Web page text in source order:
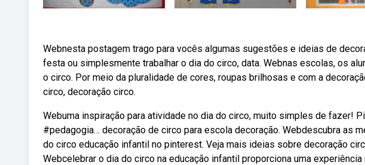
Webnesta postagem trago para vocês algumas sugestões e ideias de
festa ou simplesmente trabalhar o dia do circo, data. Webnas escolas, os
o circo. Por meio da pluralidade de cores, roupas brilhosas e com a
circo, decoração circo.
Webuma inspiração para atividade no dia do circo, muito simples de fazer!
#pedagogia… decoração de circo para escola decoração. Webdescubra as
do circo educação infantil no pinterest. Veja mais ideias sobre decoração
Webcelebrar o dia do circo na educação infantil proporciona uma